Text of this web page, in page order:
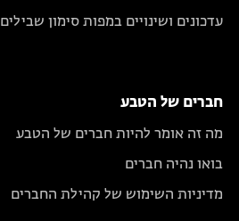
עדכונים ושינויים במפות סימון שבילים
חברים של הטבע
מה זה אומר להיות חברים של הטבע
בואו נהיה חברים
מדיניות השימוש של קהילת החברים